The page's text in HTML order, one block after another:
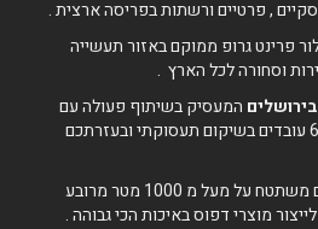
פרינט גרופ ממוקם באזור תעשייה
וסחורה לכל הארץ .
המעסיק בשיתוף פעולה עם
האגודה לבריאות הציבור כ 60 עובדים בשיקום תעסוקתי ובעזרתכם
המפעל דפוס שלנו בירושלים משתטח על מעל מ 1000 מטר מרובע
מוצרי דפוס באיכות הכי גבוהה .